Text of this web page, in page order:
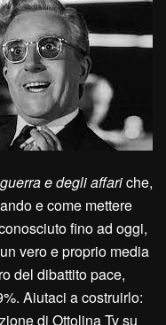
e degli affariche,
e come mettere
fino ad oggi,
vero e proprio media
del dibattito pace,
Aiutaci a costruirlo:
di Ottolina Tv su